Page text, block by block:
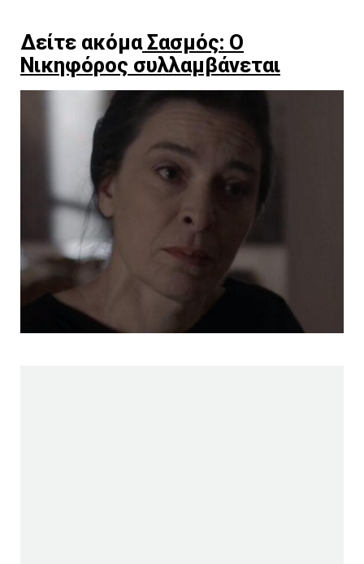
Δείτε ακόμαΣασμός: Ο
Νικηφόρος συλλαμβάνεται